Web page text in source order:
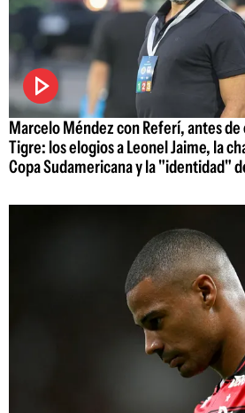
Marcelo Méndez con Referí, antes
Tigre: los elogios a Leonel Jaime, la
Copa Sudamericana y la "identidad"